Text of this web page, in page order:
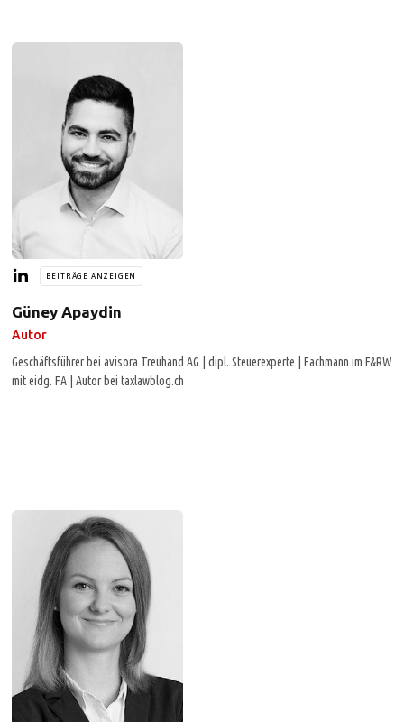
BEITRÄGE ANZEIGEN
Güney Apaydin
Autor
Geschäftsführer bei avisora Treuhand AG | dipl. Steuerexperte | Fachmann im F&RW
mit eidg. FA | Autor bei taxlawblog.ch